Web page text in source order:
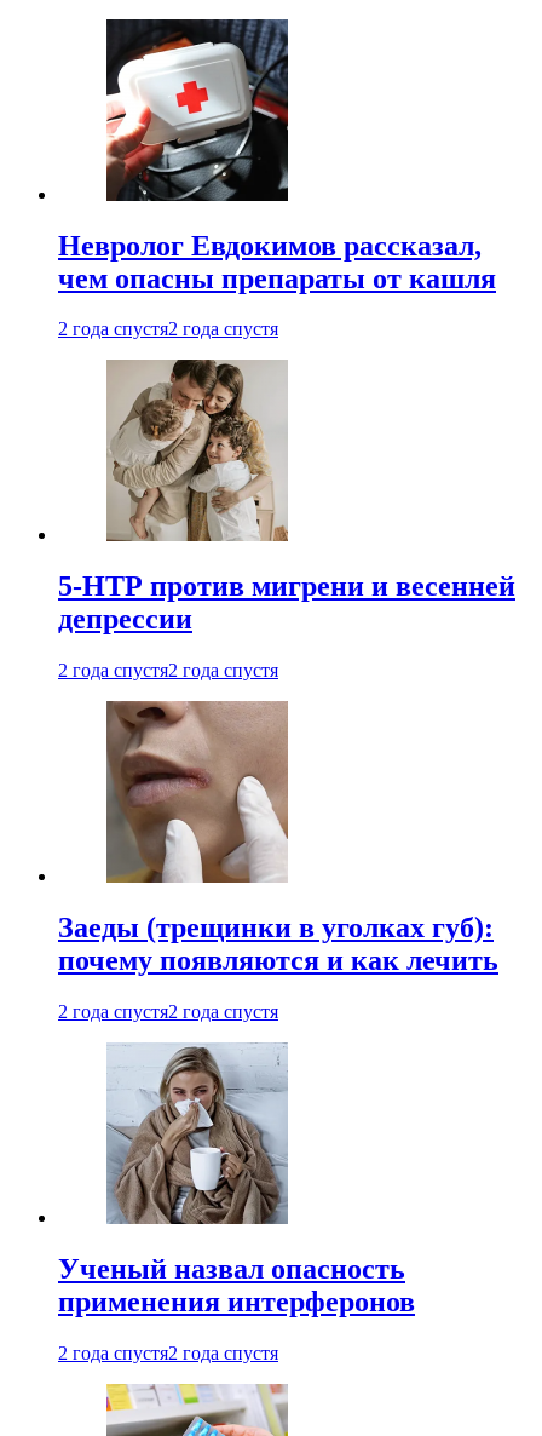
Невролог Евдокимов рассказал,
чем опасны препараты от кашля
2 года спустя2 года спустя
5-НТР против мигрени и весенней
депрессии
2 года спустя2 года спустя
Заеды (трещинки в уголках губ):
почему появляются и как лечить
2 года спустя2 года спустя
Ученый назвал опасность
применения интерферонов
2 года спустя2 года спустя